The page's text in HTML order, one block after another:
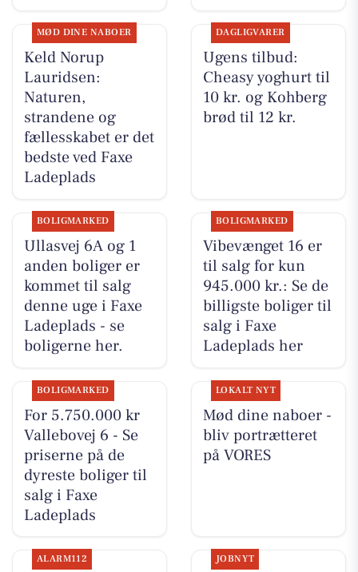
MØD DINE NABOER
Keld Norup
Lauridsen:
Naturen,
strandene og
fællesskabet er det
bedste ved Faxe
Ladeplads
DAGLIGVARER
Ugens tilbud:
Cheasy yoghurt til
10 kr. og Kohberg
brød til 12 kr.
BOLIGMARKED
Ullasvej 6A og 1
anden boliger er
kommet til salg
denne uge i Faxe
Ladeplads - se
boligerne her.
BOLIGMARKED
Vibevænget 16 er
til salg for kun
945.000 kr.: Se de
billigste boliger til
salg i Faxe
Ladeplads her
BOLIGMARKED
For 5.750.000 kr
Vallebovej 6 - Se
priserne på de
dyreste boliger til
salg i Faxe
Ladeplads
LOKALT NYT
Mød dine naboer -
bliv portrætteret
på VORES
ALARM112 JOBNYT